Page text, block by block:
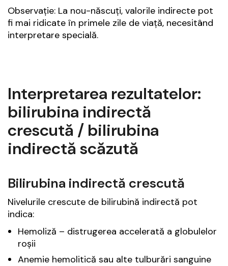
Observație: La nou-născuți, valorile indirecte pot
fi mai ridicate în primele zile de viață, necesitând
interpretare specială.
Interpretarea rezultatelor:
bilirubina indirectă
crescută / bilirubina
indirectă scăzută
Bilirubina indirectă crescută
Nivelurile crescute de bilirubină indirectă pot
indica:
Hemoliză – distrugerea accelerată a globulelor
roșii
Anemie hemolitică sau alte tulburări sanguine